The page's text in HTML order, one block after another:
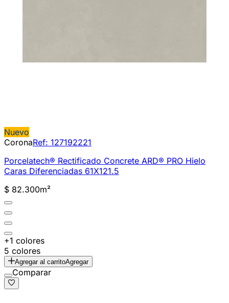
Nuevo
CoronaRef: 127192221
Porcelatech® Rectificado Concrete ARD® PRO Hielo
Caras Diferenciadas 61X121.5
$ 82.300m²
+1 colores
5 colores
Agregar al carritoAgregar
Comparar